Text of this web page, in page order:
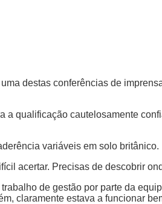
destas conferências de
qualificação cautelosamente
variáveis em solo britânico.
acertar. Precisas de descobrir
de gestão por parte da
claramente estava a funcionar